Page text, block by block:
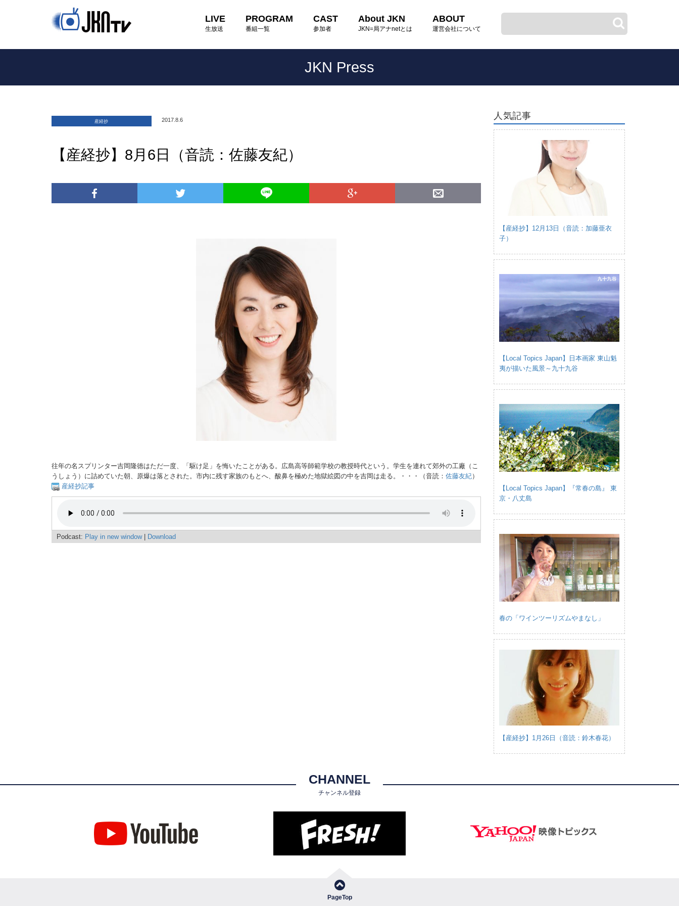
LIVE
生放送
PROGRAM
番組一覧
CAST
参加者
About JKN
JKN=局アナnetとは
ABOUT
運営会社について
JKN Press
産経抄 2017.8.6
【産経抄】8月6日（音読：佐藤友紀）
往年の名スプリンター吉岡隆徳はただ一度、「駆け足」を悔いたことがある。広島高等師範学校の教授時代という。学生を連れて郊外の工廠（こ
うしょう）に詰めていた朝、原爆は落とされた。市内に残す家族のもとへ、酸鼻を極めた地獄絵図の中を吉岡は走る。・・・（音読： 佐藤友紀）
産経抄記事
Podcast: Play in new window| Download
人気記事
【産経抄】12月13日（音読：加藤亜衣
子）
【Local Topics Japan】日本画家 東山魁
夷が描いた風景～九十九谷
【Local Topics Japan】『常春の島』 東
京・八丈島
春の「ワインツーリズムやまなし」
【産経抄】1月26日（音読：鈴木春花）
CHANNEL
チャンネル登録
PageTop